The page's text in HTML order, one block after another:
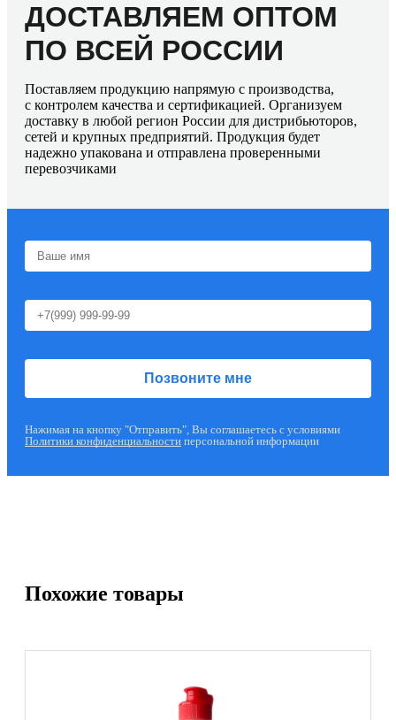
ДОСТАВЛЯЕМ ОПТОМ
ПО ВСЕЙ РОССИИ
Поставляем продукцию напрямую с производства,
с контролем качества и сертификацией. Организуем
доставку в любой регион России для дистрибьюторов,
сетей и крупных предприятий. Продукция будет
надежно упакована и отправлена проверенными
перевозчиками
Нажимая на кнопку "Отправить", Вы соглашаетесь с условиями
Политики конфиденциальности персональной информации
Похожие товары